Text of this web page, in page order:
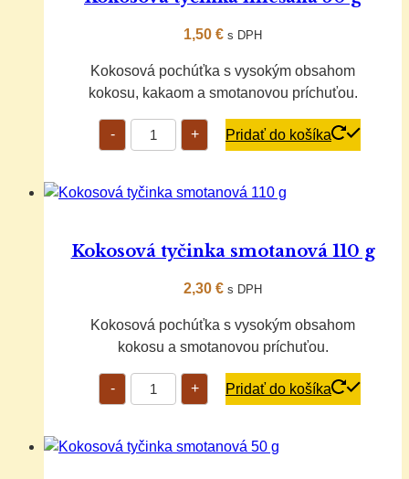
1,50 € s DPH
Kokosová pochúťka s vysokým obsahom
kokosu, kakaom a smotanovou príchuťou.
-
množstvo
Kokosová
tyčinka
50
g
+ Pridať do košíka
Kokosová tyčinka smotanová 110 g
2,30 € s DPH
Kokosová pochúťka s vysokým obsahom
kokosu a smotanovou príchuťou.
-
množstvo
Kokosová
tyčinka
110
g
+ Pridať do košíka